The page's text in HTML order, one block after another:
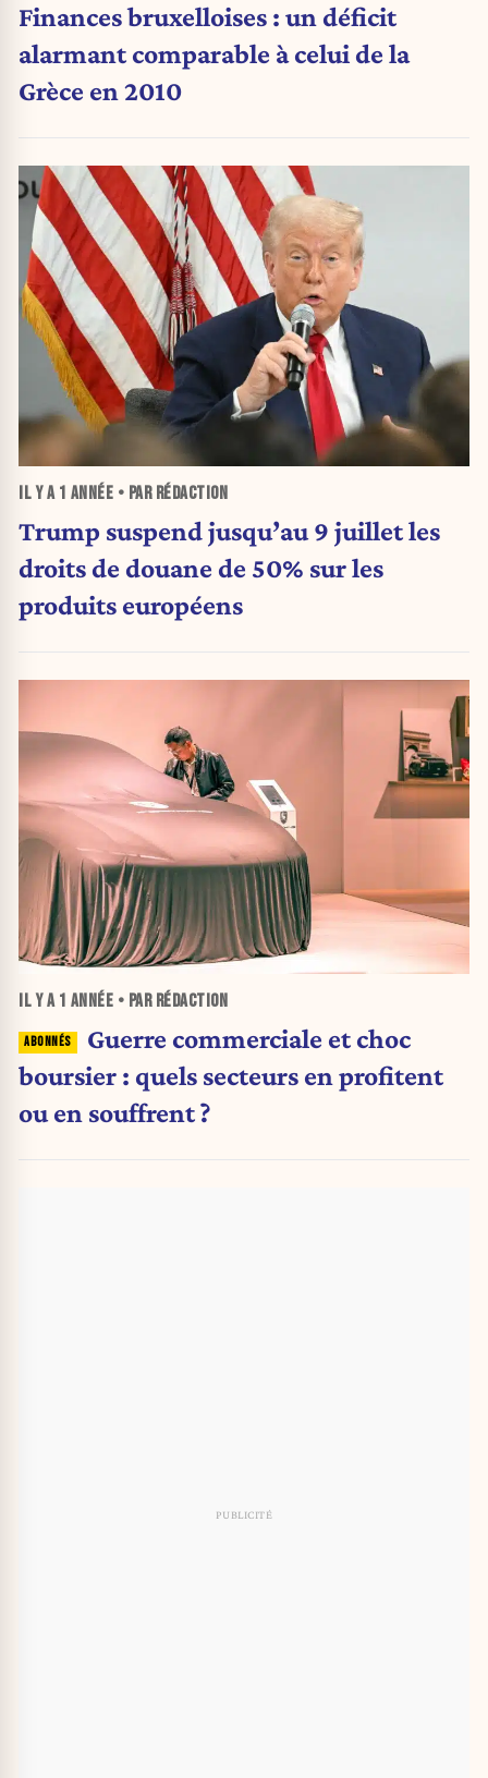
Finances bruxelloises : un déficit
alarmant comparable à celui de la
Grèce en 2010
IL Y A 1 ANNÉE • PAR RÉDACTION
Trump suspend jusqu’au 9 juillet les
droits de douane de 50% sur les
produits européens
IL Y A 1 ANNÉE • PAR RÉDACTION
Guerre commerciale et choc
boursier : quels secteurs en profitent
ou en souffrent ?